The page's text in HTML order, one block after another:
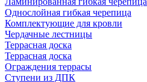
Однослойная гибкая черепица
Комплектующие для кровли
Чердачные лестницы
Террасная доска
Террасная доска
Ограждения террасы
Ступени из ДПК